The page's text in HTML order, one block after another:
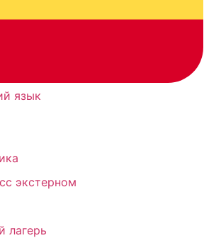
язык
экстерном
лагерь